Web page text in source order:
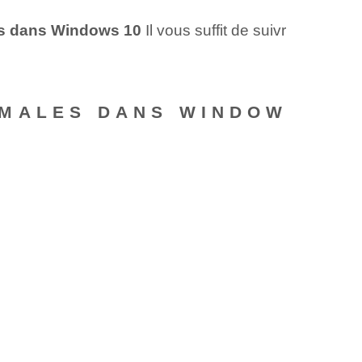
dans Windows 10 Il vous suffit de suivr
DANS WINDOW